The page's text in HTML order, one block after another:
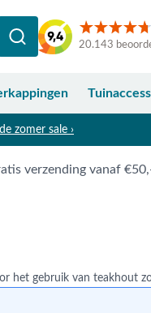
20.143
zomer sale ›
verzending vanaf